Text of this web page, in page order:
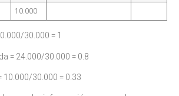
10.000
30.000 = 1
= 24.000/30.000 = 0.8
10.000/30.000 = 0.33